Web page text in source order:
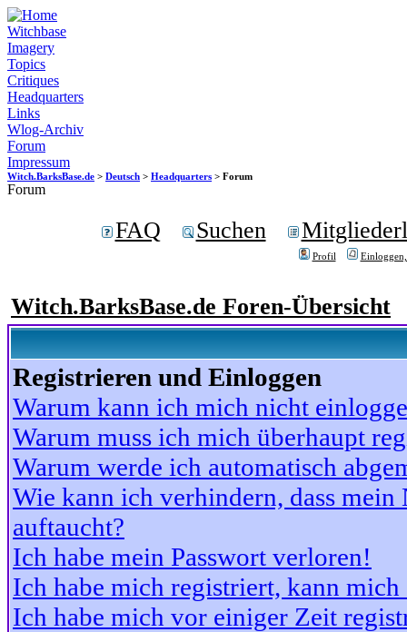
Witchbase
Imagery
Topics
Critiques
Headquarters
Links
Wlog-Archiv
Forum
Impressum
Witch.BarksBase.de > Deutsch > Headquarters > Forum
Forum
FAQ Suchen
Profil
Witch.BarksBase.de Foren-Übersicht
Registrieren und Einloggen
Warum kann ich mich nicht
Warum muss ich mich überhaupt
Warum werde ich automatisch
Wie kann ich verhindern, dass
auftaucht?
Ich habe mein Passwort verloren!
Ich habe mich registriert, kann
Ich habe mich vor einiger Zeit